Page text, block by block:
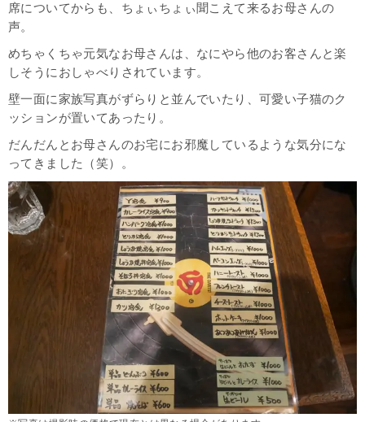
席についてからも、ちょぃちょぃ聞こえて来るお母さんの
声。
めちゃくちゃ元気なお母さんは、なにやら他のお客さんと楽
しそうにおしゃべりされています。
壁一面に家族写真がずらりと並んでいたり、可愛い子猫のク
ッションが置いてあったり。
だんだんとお母さんのお宅にお邪魔しているような気分にな
ってきました（笑）。